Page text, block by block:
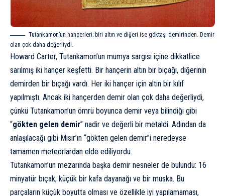
Tutankamon’un hançerleri; biri altın ve diğeri ise göktaşı demirinden. Demir
olan çok daha değerliydi.
Howard Carter, Tutankamon’un mumya sargısı içine dikkatlice
sarılmış iki hançer keşfetti. Bir hançerin altın bir bıçağı, diğerinin
demirden bir bıçağı vardı. Her iki hançer için altın bir kılıf
yapılmıştı. Ancak iki hançerden demir olan çok daha değerliydi,
çünkü Tutankamon’un ömrü boyunca demir veya bilindiği gibi
“gökten gelen demir” nadir ve değerli bir metaldi. Adından da
anlaşılacağı gibi Mısır’ın “gökten gelen demir”i neredeyse
tamamen meteorlardan elde ediliyordu.
Tutankamon’un mezarında başka demir nesneler de bulundu: 16
minyatür bıçak, küçük bir kafa dayanağı ve bir muska. Bu
parçaların küçük boyutta olması ve özellikle iyi yapılamaması,